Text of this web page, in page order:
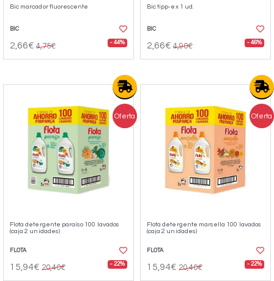
Bic marcador fluorescente
BIC
2,66€ 4,75€ - 44%
Bic tipp-ex 1 ud.
BIC
2,66€ 4,90€ - 46%
Oferta
Flota detergente paraíso 100 lavados
(caja 2 unidades)
FLOTA
15,94€ 20,40€ - 22%
Oferta
Flota detergente marsella 100 lavados
(caja 2 unidades)
FLOTA
15,94€ 20,40€ - 22%